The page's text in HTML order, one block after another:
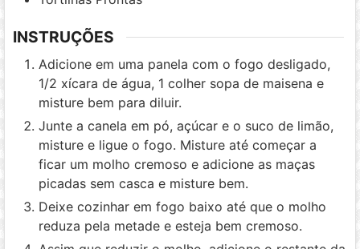
INSTRUÇÕES
Adicione em uma panela com o fogo desligado,
1/2 xícara de água, 1 colher sopa de maisena e
misture bem para diluir.
Junte a canela em pó, açúcar e o suco de limão,
misture e ligue o fogo. Misture até começar a
ficar um molho cremoso e adicione as maças
picadas sem casca e misture bem.
Deixe cozinhar em fogo baixo até que o molho
reduza pela metade e esteja bem cremoso.